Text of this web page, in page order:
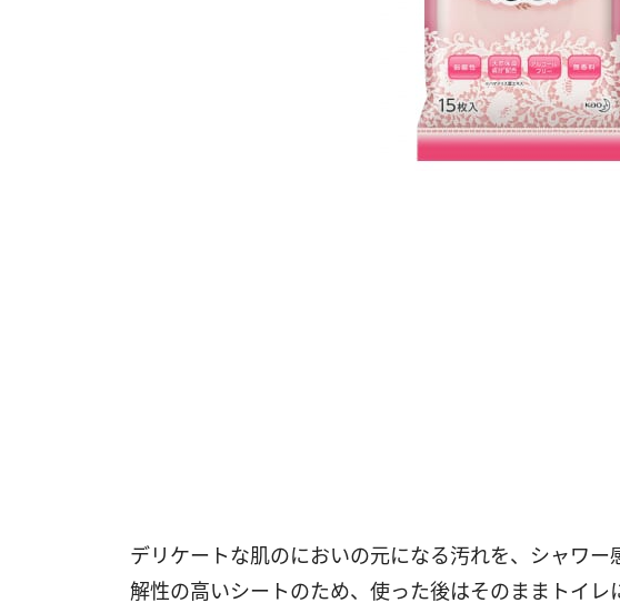
デリケートな肌のにおいの元になる汚れを、シャワ
解性の高いシートのため、使った後はそのままトイ